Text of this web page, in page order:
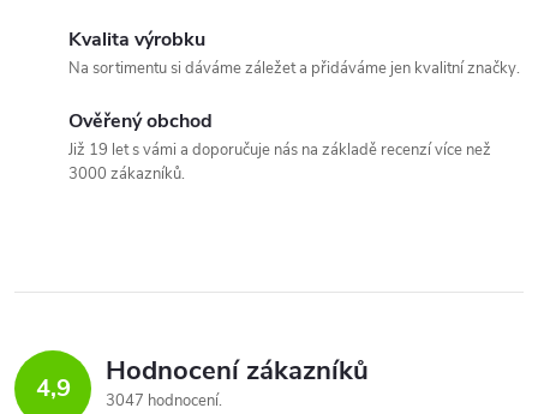
Kvalita výrobku
Na sortimentu si dáváme záležet a přidáváme jen kvalitní značky.
Ověřený obchod
Již 19 let s vámi a doporučuje nás na základě recenzí více než
3000 zákazníků.
4,9 Hodnocení zákazníků
3047 hodnocení